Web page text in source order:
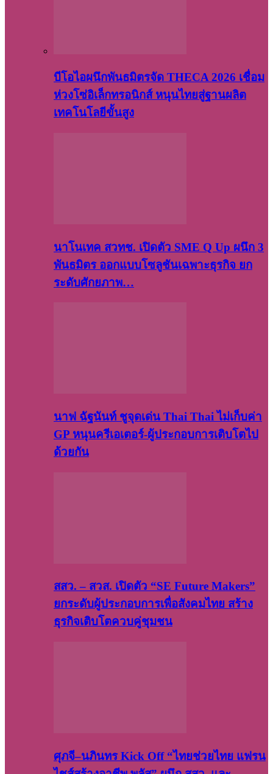
บีโอไอผนึกพันธมิตรจัด THECA 2026 เชื่อม
ห่วงโซ่อิเล็กทรอนิกส์ หนุนไทยสู่ฐานผลิต
เทคโนโลยีขั้นสูง
นาโนเทค สวทช. เปิดตัว SME Q Up ผนึก 3
พันธมิตร ออกแบบโซลูชันเฉพาะธุรกิจ ยก
ระดับศักยภาพ…
นาฟ ฉัฐนันท์ ชูจุดเด่น Thai Thai ไม่เก็บค่า
GP หนุนครีเอเตอร์-ผู้ประกอบการเติบโตไป
ด้วยกัน
สสว. – สวส. เปิดตัว “SE Future Makers”
ยกระดับผู้ประกอบการเพื่อสังคมไทย สร้าง
ธุรกิจเติบโตควบคู่ชุมชน
ศุภจี–นภินทร Kick Off “ไทยช่วยไทย แฟรน